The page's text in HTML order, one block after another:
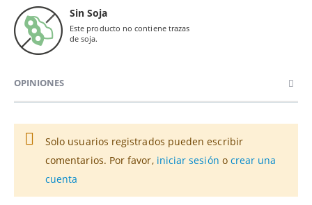
Sin Soja
Este producto no contiene trazas
de soja.
OPINIONES
Solo usuarios registrados pueden escribir
comentarios. Por favor, iniciar sesión o crear una
cuenta